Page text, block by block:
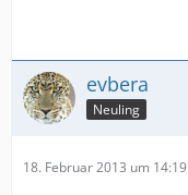
evbera
Neuling
18. Februar 2013 um 14:19